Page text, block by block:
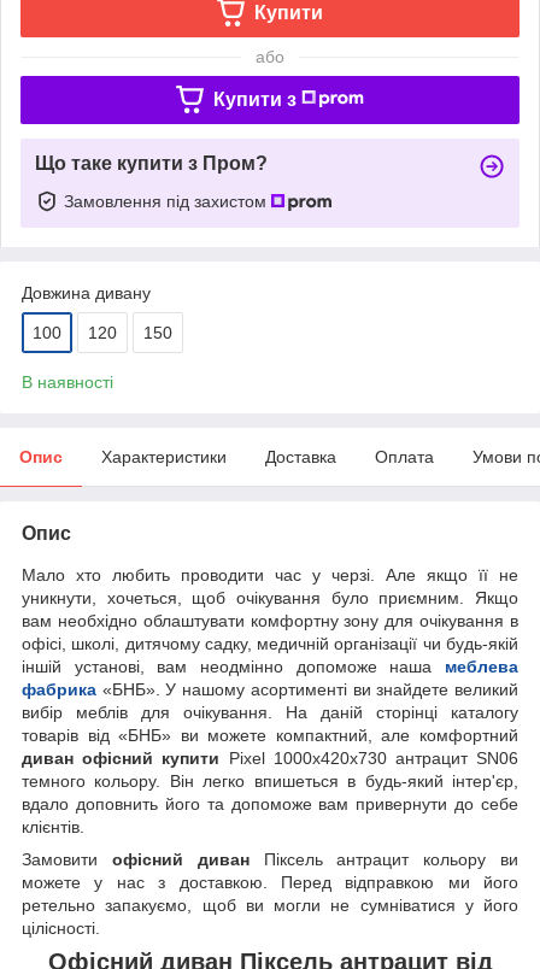
Купити
або
Купити з
Що таке купити з Пром?
Замовлення під захистом
Довжина дивану
100 120 150
В наявності
Опис Характеристики Доставка Оплата Умови
Опис
Мало хто любить проводити час у черзі. Але якщо її не
уникнути, хочеться, щоб очікування було приємним. Якщо
вам необхідно облаштувати комфортну зону для очікування в
офісі, школі, дитячому садку, медичній організації чи будь-якій
іншій установі, вам неодмінно допоможе наша меблева
фабрика «БНБ». У нашому асортименті ви знайдете великий
вибір меблів для очікування. На даній сторінці каталогу
товарів від «БНБ» ви можете компактний, але комфортний
диван офісний купити Pixel 1000x420x730 антрацит SN06
темного кольору. Він легко впишеться в будь-який інтер'єр,
вдало доповнить його та допоможе вам привернути до себе
клієнтів.
Замовити офісний диванПіксель антрацит кольору ви
можете у нас з доставкою. Перед відправкою ми його
ретельно запакуємо, щоб ви могли не сумніватися у його
цілісності.
Офісний диван Піксель антрацит від